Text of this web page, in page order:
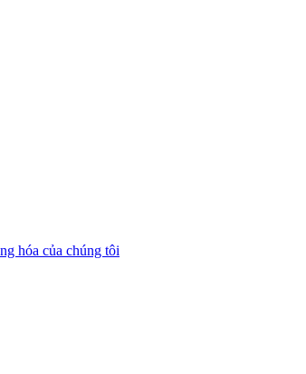
hóa của chúng tôi